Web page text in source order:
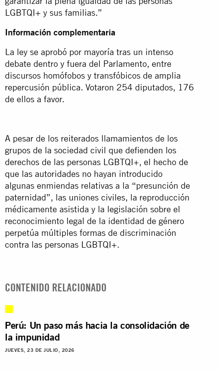
LGBTQI+ y sus familias.”
Información complementaria
La ley se aprobó por mayoría tras un intenso
debate dentro y fuera del Parlamento, entre
discursos homófobos y transfóbicos de amplia
repercusión pública. Votaron 254 diputados, 176
de ellos a favor.
A pesar de los reiterados llamamientos de los
grupos de la sociedad civil que defienden los
derechos de las personas LGBTQI+, el hecho de
que las autoridades no hayan introducido
algunas enmiendas relativas a la “presunción de
paternidad”, las uniones civiles, la reproducción
médicamente asistida y la legislación sobre el
reconocimiento legal de la identidad de género
perpetúa múltiples formas de discriminación
contra las personas LGBTQI+.
CONTENIDO RELACIONADO
Perú: Un paso más hacia la consolidación de
la impunidad
JUEVES, 23 DE JULIO, 2026